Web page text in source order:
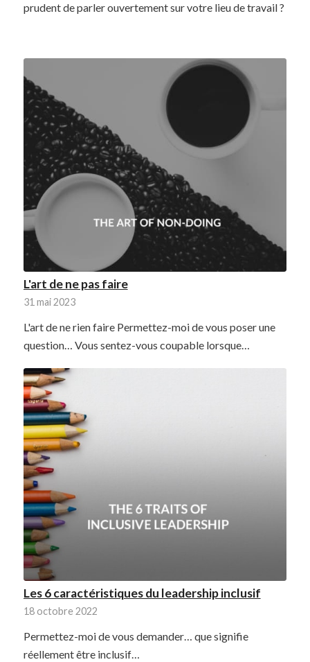
prudent de parler ouvertement sur votre lieu de travail ?
L'art de ne pas faire
31 mai 2023
L'art de ne rien faire Permettez-moi de vous poser une
question… Vous sentez-vous coupable lorsque…
Les 6 caractéristiques du leadership inclusif
18 octobre 2022
Permettez-moi de vous demander… que signifie
réellement être inclusif…